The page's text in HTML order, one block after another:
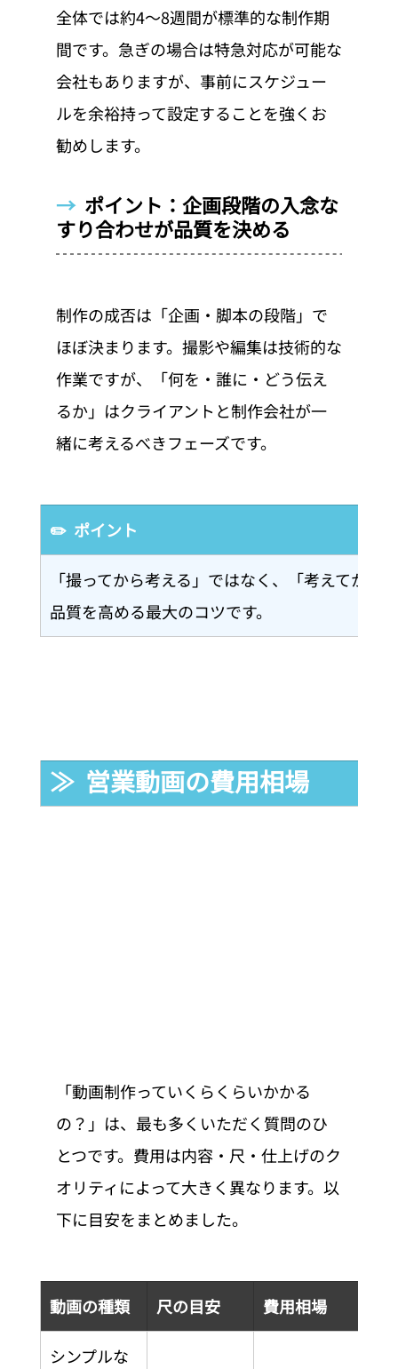
全体では約4〜8週間が標準的な制作期
間です。急ぎの場合は特急対応が可能な
会社もありますが、事前にスケジュー
ルを余裕持って設定することを強くお
勧めします。
→ ポイント：企画段階の入念な
すり合わせが品質を決める
制作の成否は「企画・脚本の段階」で
ほぼ決まります。撮影や編集は技術的な
作業ですが、「何を・誰に・どう伝え
るか」はクライアントと制作会社が一
緒に考えるべきフェーズです。
✏️  ポイント
「撮ってから考える」ではなく、「考えてか
品質を高める最大のコツです。
≫  営業動画の費用相場
「動画制作っていくらくらいかかる
の？」は、最も多くいただく質問のひ
とつです。費用は内容・尺・仕上げのク
オリティによって大きく異なります。以
下に目安をまとめました。
動画の種類 尺の目安 費用相場
シンプルな